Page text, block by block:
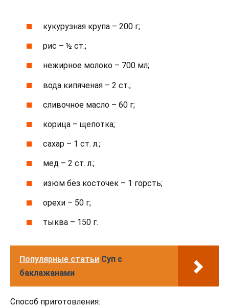
кукурузная крупа – 200 г;
рис – ½ ст.;
нежирное молоко – 700 мл;
вода кипяченая – 2 ст.;
сливочное масло – 60 г;
корица – щепотка;
сахар – 1 ст. л.;
мед – 2 ст. л.;
изюм без косточек – 1 горсть;
орехи – 50 г;
тыква – 150 г.
Популярные статьи Суп с
баклажанами
Способ приготовления: